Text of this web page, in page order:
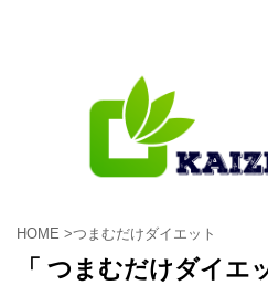
HOME >つまむだけダイエット
「 つまむだけダイエ